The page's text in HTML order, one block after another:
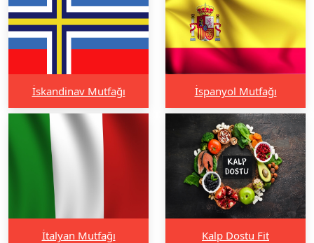
İskandinav Mutfağı İspanyol Mutfağı
İtalyan Mutfağı Kalp Dostu Fit